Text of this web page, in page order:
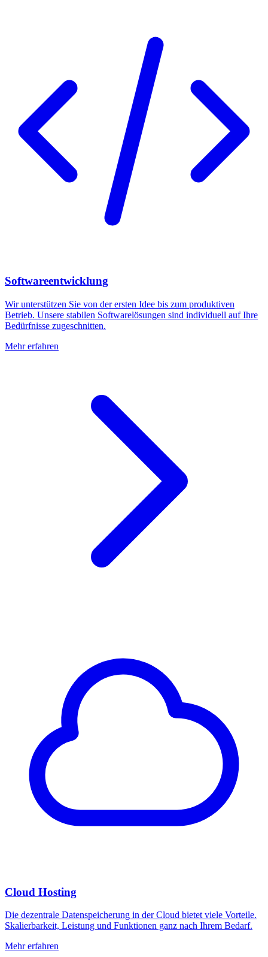
Softwareentwicklung
Wir unterstützen Sie von der ersten Idee bis zum produktiven
Betrieb. Unsere stabilen Softwarelösungen sind individuell auf Ihre
Bedürfnisse zugeschnitten.
Mehr erfahren
Cloud Hosting
Die dezentrale Datenspeicherung in der Cloud bietet viele Vorteile.
Skalierbarkeit, Leistung und Funktionen ganz nach Ihrem Bedarf.
Mehr erfahren